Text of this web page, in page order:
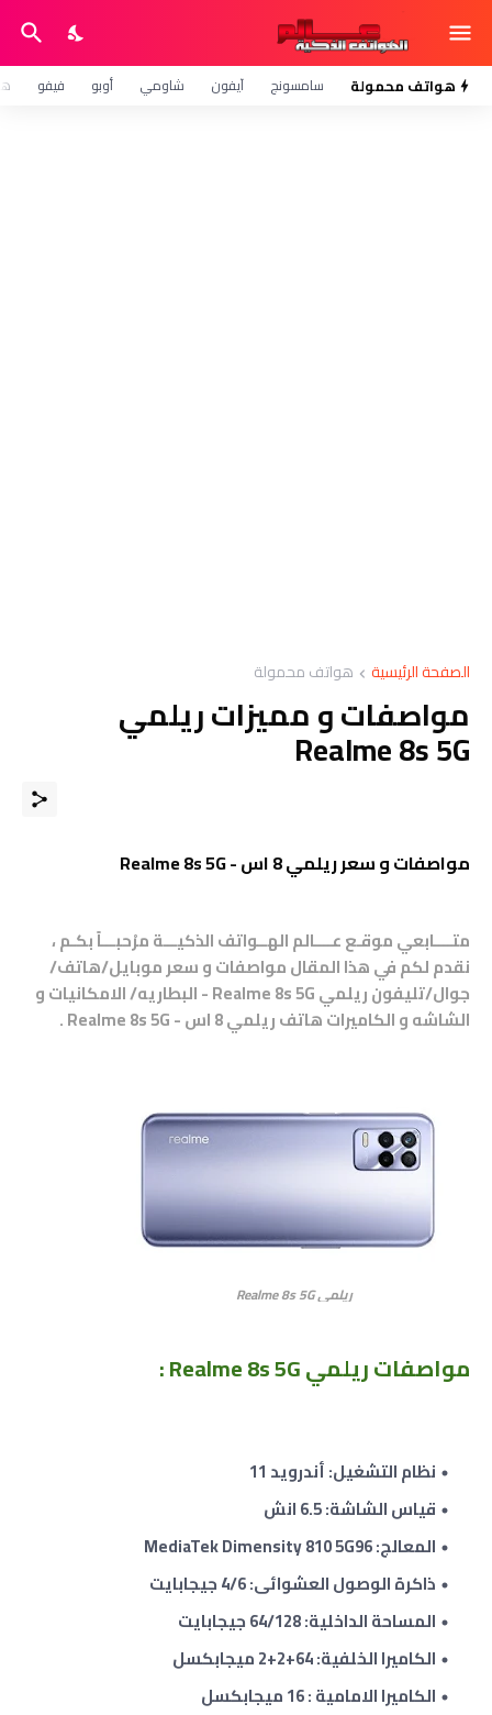
هواتف محمولة سامسونج آيفون شاومي أوبو فيفو
الصفحة الرئيسية هواتف محمولة
مواصفات و مميزات ريلمي
Realme 8s 5G
مواصفات و سعر ريلمي 8 اس - Realme 8s 5G
متــــابعي موقـع عــــالم الهــواتف الذكيـــة مرْحبـــاً بكـم ،
نقدم لكم في هذا المقال مواصفات و سعر موبايل/هاتف/
جوال/تليفون ريلمي Realme 8s 5G - البطاريه/ الامكانيات و
الشاشه و الكاميرات هاتفريلمي 8 اس - Realme 8s 5G .
ريلمي Realme 8s 5G
مواصفات ريلمي Realme 8s 5G :
نظام التشغيل: أندرويد 11
قياس الشاشة: 6.5 انش
المعالج: MediaTek Dimensity 810 5G96
ذاكرة الوصول العشوائى: 4/6 جيجابايت
المساحة الداخلية: 64/128 جيجابايت
الكاميرا الخلفية: 64+2
+
2ميجابكسل
الكاميرا الامامية : 16 ميجابكسل